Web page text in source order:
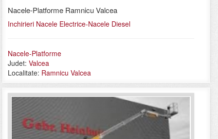
Nacele-Platforme Ramnicu Valcea
Inchirieri Nacele Electrice-Nacele Diesel
Nacele-Platforme
Judet: Valcea
Localitate: Ramnicu Valcea